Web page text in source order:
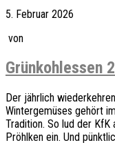
5. Februar 2026
von
Grünkohlessen
Der jährlich
Wintergemüses gehört
Tradition. So lud der KfK
Pröhlken ein. Und